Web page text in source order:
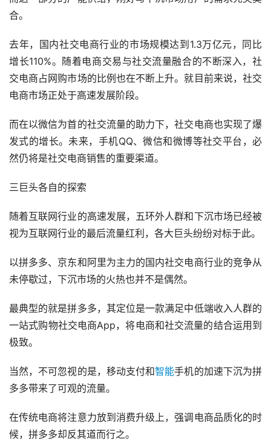
合。
去年，国内社交电商行业的市场规模达到1.3万亿元，同比
增长110%。随着电商交易与社交流量融合的不断深入，社
交电商占网购市场的比例也在不断上升。就目前来说，社交
电商市场正处于高速发展阶段。
而在以微信为首的社交流量的助力下，社交电商也实现了爆
发式的增长。未来，手机QQ、微信和微博等社交平台，必
然仍将是社交电商销售的重要渠道。
三巨头各自的探索
随着互联网行业的高速发展，五环外人群和下沉市场已经被
视为互联网行业的最后流量红利，各大巨头纷纷对标于此。
以拼多多、京东和阿里为主力的国内社交电商行业的竞争从
未停歇过，下沉市场的火热也并不是偶然。
最典型的就是拼多多，其定位是一款满足中低端收入人群的
一站式购物社交电商App，将电商和社交流量的结合运用到
极致。
当然，不可忽视的是，移动支付和智能手机的加速下沉为拼
多多带来了可观的流量。
在传统电商将注意力放到消费升级上，强调电商品质化的时
候，拼多多却反其道而行之。